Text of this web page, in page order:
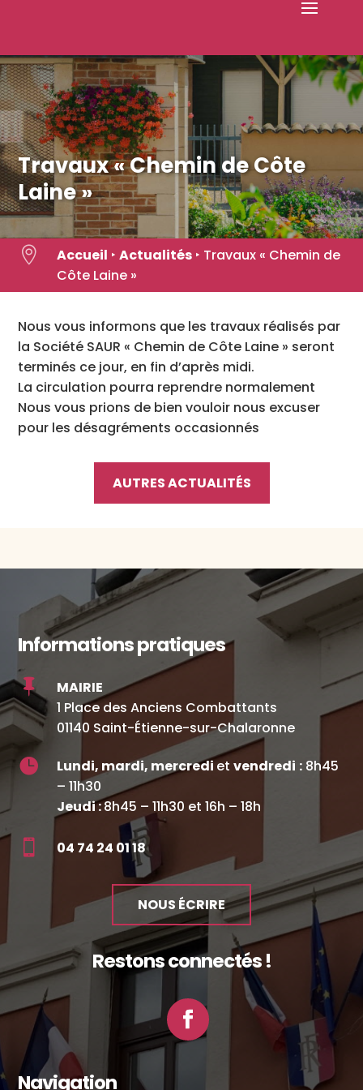
Travaux « Chemin de Côte
Laine »
 Accueil ‣ Actualités‣ Travaux « Chemin de
Côte Laine »
Nous vous informons que les travaux réalisés par
la Société SAUR « Chemin de Côte Laine » seront
terminés ce jour, en fin d’après midi.
La circulation pourra reprendre normalement
Nous vous prions de bien vouloir nous excuser
pour les désagréments occasionnés
AUTRES ACTUALITÉS
Informations pratiques

MAIRIE
1 Place des Anciens Combattants
01140 Saint-Étienne-sur-Chalaronne
 Lundi, mardi, mercrediet vendredi :8h45
– 11h30
Jeudi :8h45 – 11h30 et 16h – 18h
 04 74 24 01 18
NOUS ÉCRIRE
Restons connectés !
Facebook
Navigation